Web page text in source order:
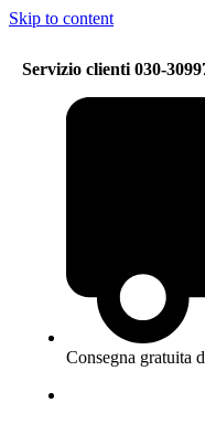
Skip to content
Servizio clienti 030-
Consegna gratuita